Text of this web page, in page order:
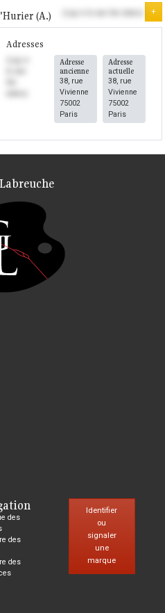
(A.) +
Adresses
Adresse
ancienne
38, rue
Vivienne
75002
Paris
Adresse
actuelle
38, rue
Vivienne
75002
Paris
des
des
des
Identifier
ou
signaler
une
marque